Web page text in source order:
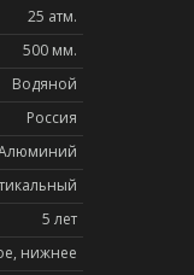
25 атм.
500 мм.
Водяной
Россия
5 лет
нижнее